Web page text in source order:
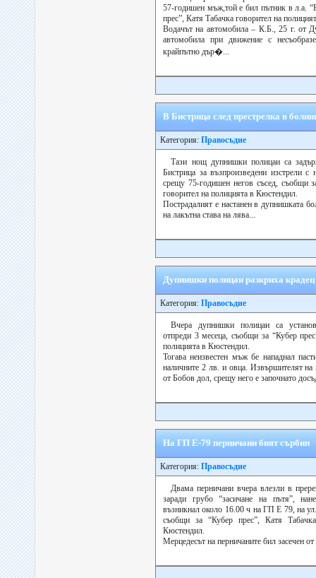
57-годишен мъж,той е бил пътник в л.а.
прес”, Катя Табачка говорител на
Водачът на автомобила – К.Б., 25 г. от
автомобила при движение с
крайпътно дър�...
В Бистрица след престрелка в
Категория: Правосъдие
Тази нощ дупнишки полицаи са
Бистрица за възпроизведени изстрели с
срещу 75-годишен негов съсед, съобщи
говорител на полицията в Кюстендил.
Пострадалият е настанен в дупнишката
на лакътна става на лява...
Дупнишки полицаи разкриха
Категория: Правосъдие
Вчера дупнишки полицаи са
отпреди 3 месеца, съобщи за “Кубер
полицията в Кюстендил.
Тогава неизвестен мъж бе нападнал
наличните 2 лв. и овца. Извършителят
от Бобов дол, срещу него е започнато
На ГП Е-79 перничани бият сърбин
Категория: Правосъдие
Двама перничани вчера влезли в
заради грубо “засичане на пътя”,
възникнал около 16.00 ч на ГП Е 79, на
съобщи за “Кубер прес”, Катя
Кюстендил.
Мерцедесът на перничаните бил засечен